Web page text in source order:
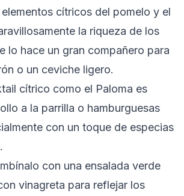
cítricos del pomelo y el
la riqueza de los
lo hace un gran compañero para
o un ceviche ligero.
cítrico como el Paloma es
a la parrilla o hamburguesas
con un toque de especias
con una ensalada verde
vinagreta para reflejar los